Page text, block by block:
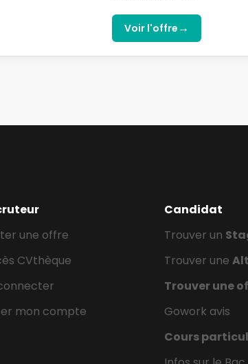
au sein de son agence
Chef d'équipe, vous serez
Voir l'offre →
une offre
CVthèque
mon compte
Candidat
Trouver un
Trouver une
Trouver une
Gowork avis
Cours